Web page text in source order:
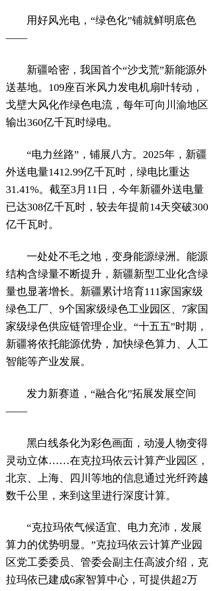
用好风光电，“绿色化”铺就鲜明底色
——
新疆哈密，我国首个“沙戈荒”新能源外
送基地。109座百米风力发电机扇叶转动，
戈壁大风化作绿色电流，每年可向川渝地区
输出360亿千瓦时绿电。
“电力丝路”，铺展八方。2025年，新疆
外送电量1412.99亿千瓦时，绿电比重达
31.41%。截至3月11日，今年新疆外送电量
已达308亿千瓦时，较去年提前14天突破300
亿千瓦时。
一处处不毛之地，变身能源绿洲。能源
结构含绿量不断提升，新疆新型工业化含绿
量也显著增长。新疆累计培育111家国家级
绿色工厂、9个国家级绿色工业园区、7家国
家级绿色供应链管理企业。“十五五”时期，
新疆将依托能源优势，加快绿色算力、人工
智能等产业发展。
发力新赛道，“融合化”拓展发展空间
——
黑白线条化为彩色画面，动漫人物变得
灵动立体……在克拉玛依云计算产业园区，
北京、上海、四川等地的信息通过光纤跨越
数千公里，来到这里进行深度计算。
“克拉玛依气候适宜、电力充沛，发展
算力的优势明显。”克拉玛依云计算产业园
区党工委委员、管委会副主任高波介绍，克
拉玛依已建成6家智算中心，可提供超2万